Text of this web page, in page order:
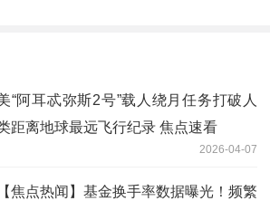
“阿耳忒弥斯2号”载人绕月任务打破人
距离地球最远飞行纪录 焦点速看
2026-04-07
【焦点热闻】基金换手率数据曝光！频繁